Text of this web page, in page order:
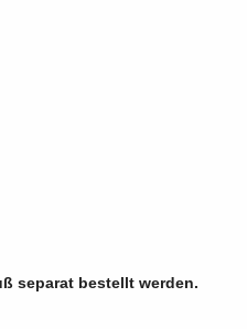
separat bestellt werden.